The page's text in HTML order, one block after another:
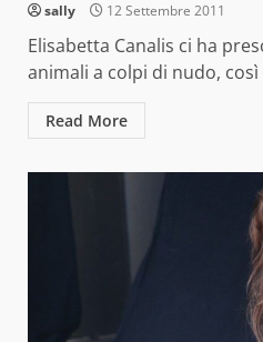
sally 12 Settembre 2011
Elisabetta Canalis ci ha
animali a colpi di nudo, così
Read More